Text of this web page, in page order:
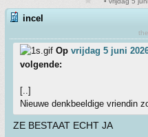
incel
Op vrijdag 5 juni
volgende:
[..]
Nieuwe denkbeeldige vriendin
ZE BESTAAT ECHT JA